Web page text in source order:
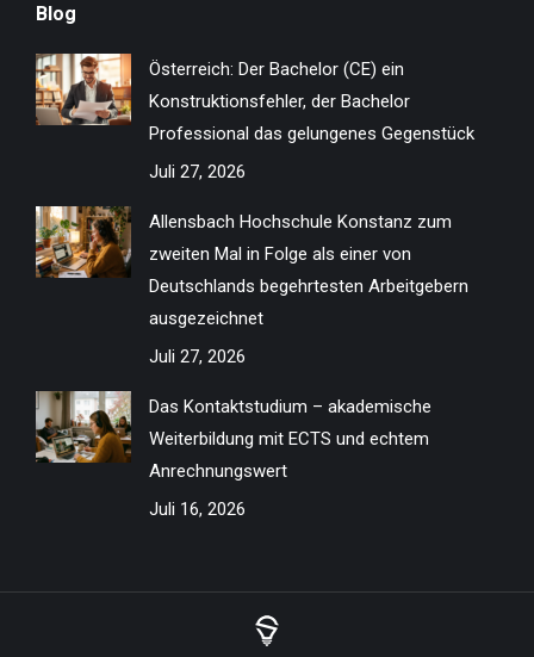
opens
in
new
window
in
new
window
in
new
window
new
window
new
window
new
window
new
window
new
window
Blog
Österreich: Der Bachelor (CE) ein
Konstruktionsfehler, der Bachelor
Professional das gelungenes Gegenstück
Juli 27, 2026
Allensbach Hochschule Konstanz zum
zweiten Mal in Folge als einer von
Deutschlands begehrtesten Arbeitgebern
ausgezeichnet
Juli 27, 2026
Das Kontaktstudium – akademische
Weiterbildung mit ECTS und echtem
Anrechnungswert
Juli 16, 2026